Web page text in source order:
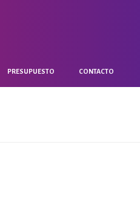
PRESUPUESTO CONTACTO